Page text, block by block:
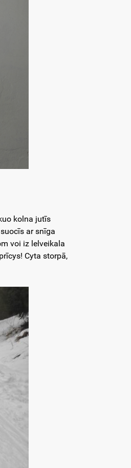
kolna jutīs
ar snīga
voi iz lelveikala
Cyta storpā,